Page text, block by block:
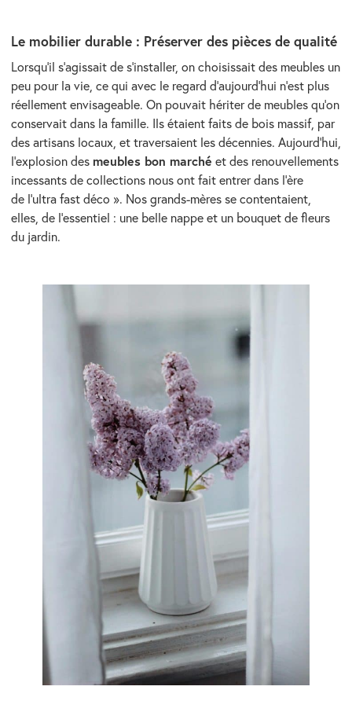
Le mobilier durable : Préserver des pièces de qualité
Lorsqu’il s’agissait de s’installer, on choisissait des meubles un
peu pour la vie, ce qui avec le regard d’aujourd’hui n’est plus
réellement envisageable. On pouvait hériter de meubles qu’on
conservait dans la famille. Ils étaient faits de bois massif, par
des artisans locaux, et traversaient les décennies. Aujourd’hui,
l’explosion des meubles bon marché et des renouvellements
incessants de collections nous ont fait entrer dans l’ère
de l’ultra fast déco ». Nos grands-mères se contentaient,
elles, de l’essentiel : une belle nappe et un bouquet de fleurs
du jardin.